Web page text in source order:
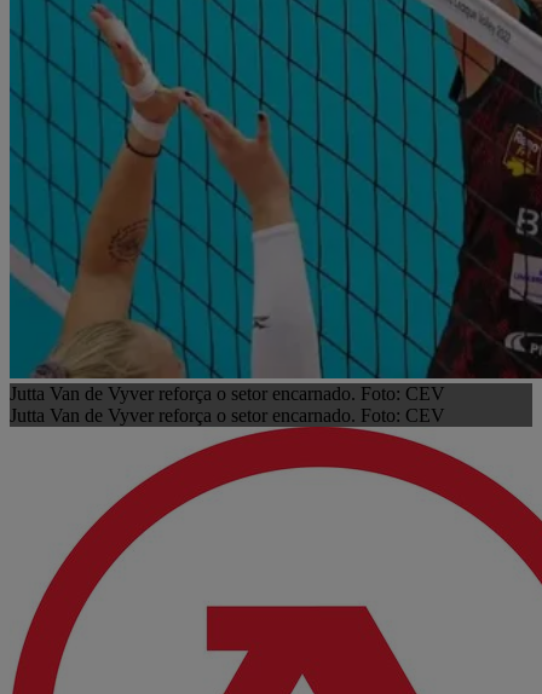
Jutta Van de Vyver reforça o setor encarnado. Foto: CEV
Jutta Van de Vyver reforça o setor encarnado. Foto: CEV